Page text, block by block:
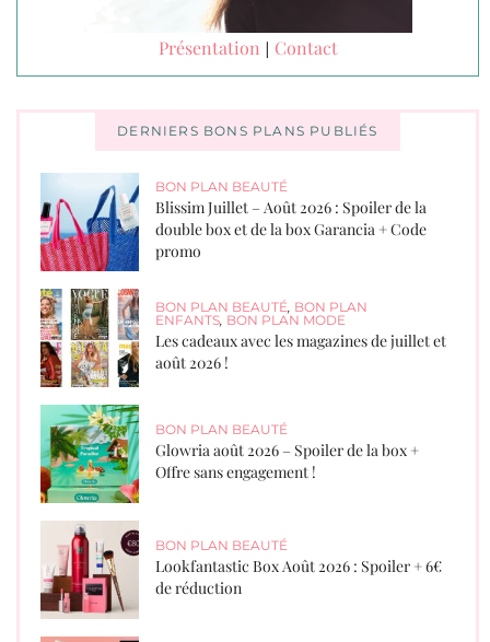
Présentation | Contact
DERNIERS BONS PLANS PUBLIÉS
BON PLAN BEAUTÉ
Blissim Juillet – Août 2026 : Spoiler de la
double box et de la box Garancia + Code
promo
BON PLAN BEAUTÉ, BON PLAN
ENFANTS, BON PLAN MODE
Les cadeaux avec les magazines de juillet et
août 2026 !
BON PLAN BEAUTÉ
Glowria août 2026 – Spoiler de la box +
Offre sans engagement !
BON PLAN BEAUTÉ
Lookfantastic Box Août 2026 : Spoiler + 6€
de réduction